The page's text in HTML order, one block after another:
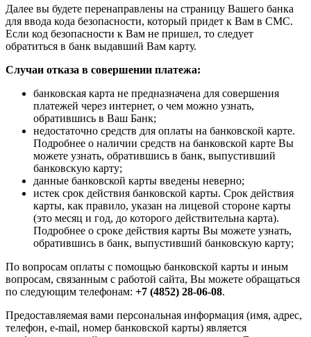
Далее вы будете перенаправлены на страницу Вашего банка
для ввода кода безопасности, который придет к Вам в СМС.
Если код безопасности к Вам не пришел, то следует
обратиться в банк выдавший Вам карту.
Случаи отказа в совершении платежа:
банковская карта не предназначена для совершения
платежей через интернет, о чем можно узнать,
обратившись в Ваш Банк;
недостаточно средств для оплаты на банковской карте.
Подробнее о наличии средств на банковской карте Вы
можете узнать, обратившись в банк, выпустивший
банковскую карту;
данные банковской карты введены неверно;
истек срок действия банковской карты. Срок действия
карты, как правило, указан на лицевой стороне карты
(это месяц и год, до которого действительна карта).
Подробнее о сроке действия карты Вы можете узнать,
обратившись в банк, выпустивший банковскую карту;
По вопросам оплаты с помощью банковской карты и иным
вопросам, связанным с работой сайта, Вы можете обращаться
по следующим телефонам: +7 (4852) 28-06-08.
Предоставляемая вами персональная информация (имя, адрес,
телефон, e-mail, номер банковской карты) является